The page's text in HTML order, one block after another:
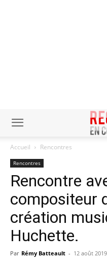
Accueil Rencontres
Rencontres
Rencontre
compositeur
création
Huchette.
Par Rémy Batteault - 12 août 2019